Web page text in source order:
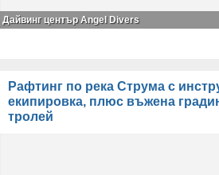
Дайвинг център Angel Divers
Рафтинг по река Струма с
екипировка, плюс въжена
тролей